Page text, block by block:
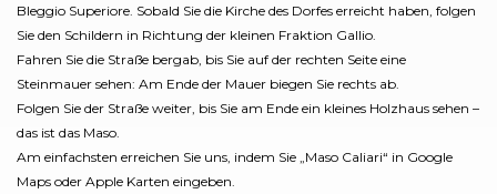
Bleggio Superiore. Sobald Sie die Kirche des Dorfes erreicht haben, folgen
Sie den Schildern in Richtung der kleinen Fraktion Gallio.
Fahren Sie die Straße bergab, bis Sie auf der rechten Seite eine
Steinmauer sehen: Am Ende der Mauer biegen Sie rechts ab.
Folgen Sie der Straße weiter, bis Sie am Ende ein kleines Holzhaus sehen –
das ist das Maso.
Am einfachsten erreichen Sie uns, indem Sie „Maso Caliari“ in Google
Maps oder Apple Karten eingeben.